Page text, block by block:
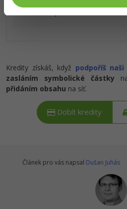
Kredity získáš, když podpoříš
zasláním symbolické částky
přidáním obsahu na síť.
Dobít kredity
Článek pro vás napsal Dušan Juhás